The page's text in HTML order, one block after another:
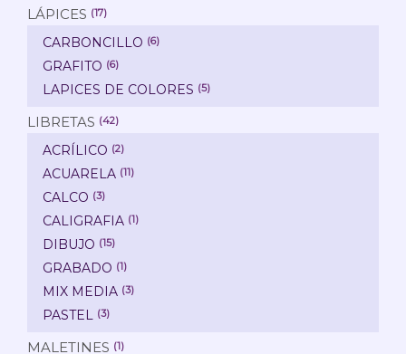
LÁPICES (17)
CARBONCILLO (6)
GRAFITO (6)
LAPICES DE COLORES (5)
LIBRETAS (42)
ACRÍLICO (2)
ACUARELA (11)
CALCO (3)
CALIGRAFIA (1)
DIBUJO (15)
GRABADO (1)
MIX MEDIA (3)
PASTEL (3)
MALETINES (1)